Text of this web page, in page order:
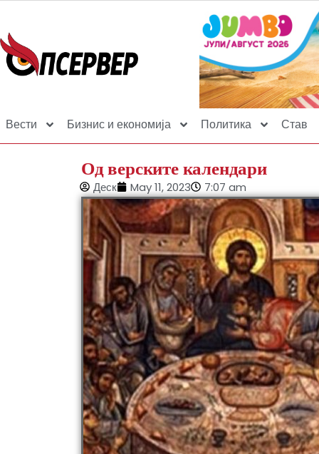
Вести Бизнис и економија Политика Став
Од верските календари
Деск May 11, 2023 7:07 am